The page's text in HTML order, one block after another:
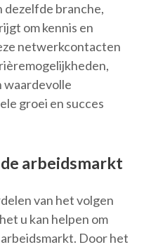
dezelfde branche,
om kennis en
netwerkcontacten
waardevolle
groei en succes
arbeidsmarkt
van het volgen
u kan helpen om
Door het